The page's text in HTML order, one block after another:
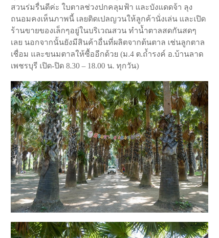
สวนร่มรื่นดีค่ะ ใบตาลช่วงปกคลุมฟ้า และบังแดดจ้า ลุง
ถนอมคงเห็นภาพนี้ เลยติดเปลญวนให้ลูกค้านั่งเล่น และเปิด
ร้านขายของเล็กๆอยู่ในบริเวณสวน ทำน้ำตาลสดกันสดๆ
เลย นอกจากนั้นยังมีสินค้าอื่นที่ผลิตจากต้นตาล เช่นลูกตาล
เชื่อม และขนมตาลให้ซื้ออีกด้วย (ม.4 ต.ถ้ำรงค์ อ.บ้านลาด
เพชรบุรี เปิด-ปิด 8.30 – 18.00 น. ทุกวัน)